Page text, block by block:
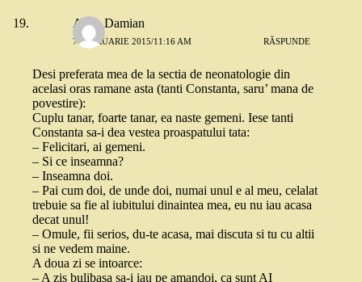
Alina Damian
7 FEBRUARIE 2015/11:16 AM RĂSPUNDE
Desi preferata mea de la sectia de neonatologie din
acelasi oras ramane asta (tanti Constanta, saru’ mana de
povestire):
Cuplu tanar, foarte tanar, ea naste gemeni. Iese tanti
Constanta sa-i dea vestea proaspatului tata:
– Felicitari, ai gemeni.
– Si ce inseamna?
– Inseamna doi.
– Pai cum doi, de unde doi, numai unul e al meu, celalat
trebuie sa fie al iubitului dinaintea mea, eu nu iau acasa
decat unul!
– Omule, fii serios, du-te acasa, mai discuta si tu cu altii
si ne vedem maine.
A doua zi se intoarce:
– A zis bulibasa sa-i iau pe amandoi, ca sunt AI